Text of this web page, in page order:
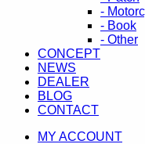
-
- Book
- Other
CONCEPT
NEWS
DEALER
BLOG
CONTACT
MY ACCOUNT